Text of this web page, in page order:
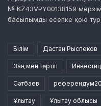
№ KZ43VPY00138159
басылымды есепке қою
Білім Дастан Рыспеков
Заң мен тәртіп
Сәтбаев
Ұлытау Ұлытау облысы